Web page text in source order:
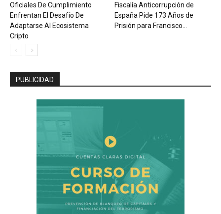
Oficiales De Cumplimiento
Enfrentan El Desafío De
Adaptarse Al Ecosistema
Cripto
Fiscalía Anticorrupción de
España Pide 173 Años de
Prisión para Francisco...
PUBLICIDAD